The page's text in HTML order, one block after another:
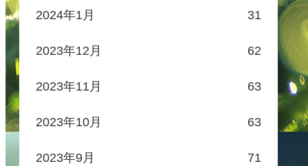
2024年1月 31
2023年12月 62
2023年11月 63
2023年10月 63
2023年9月 71